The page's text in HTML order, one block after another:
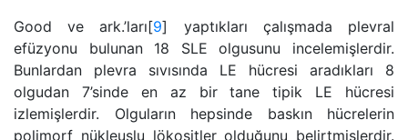
Good ve ark.’ları[9] yaptıkları çalışmada plevral
efüzyonu bulunan 18 SLE olgusunu incelemişlerdir.
Bunlardan plevra sıvısında LE hücresi aradıkları 8
olgudan 7’sinde en az bir tane tipik LE hücresi
izlemişlerdir. Olguların hepsinde baskın hücrelerin
polimorf nükleuslu lökositler olduğunu belirtmişlerdir.